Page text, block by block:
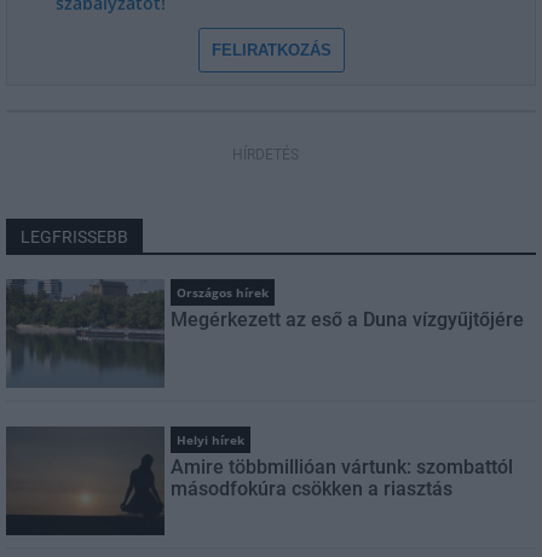
FELIRATKOZÁS
HÍRDETÉS
LEGFRISSEBB
Országos hírek
Megérkezett az eső a Duna vízgyűjtőjére
Helyi hírek
Amire többmillióan vártunk: szombattól
másodfokúra csökken a riasztás